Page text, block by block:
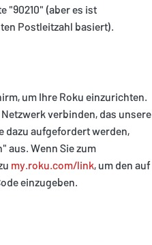
"90210" (aber es ist
Postleitzahl basiert).
um Ihre Roku einzurichten.
verbinden, das unsere
dazu aufgefordert werden,
aus. Wenn Sie zum
my.roku.com/link, um den auf
einzugeben.